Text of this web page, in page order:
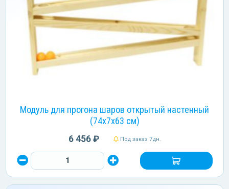
Модуль для прогона шаров открытый настенный
(74х7х63 см)
6 456 ₽ Под заказ 7дн.